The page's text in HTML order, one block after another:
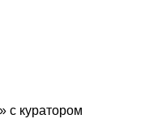
с куратором